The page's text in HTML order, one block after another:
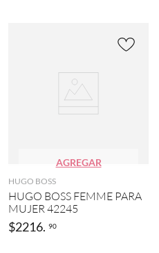
AGREGAR
HUGO BOSS
HUGO BOSS FEMME PARA
MUJER 42245
$2216. 90